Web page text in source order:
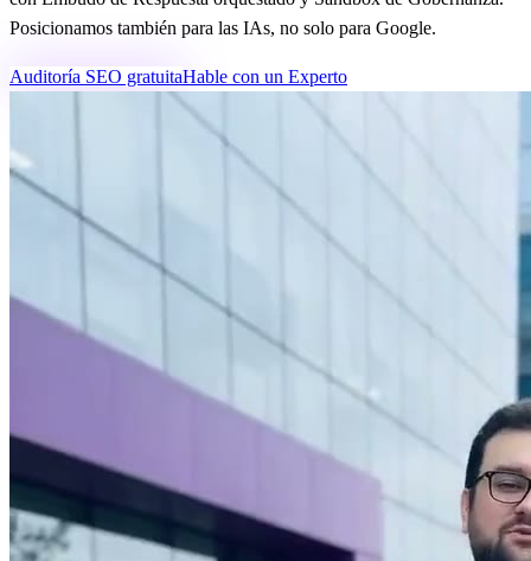
Posicionamos también para las IAs, no solo para Google.
Auditoría SEO gratuitaHable con un Experto